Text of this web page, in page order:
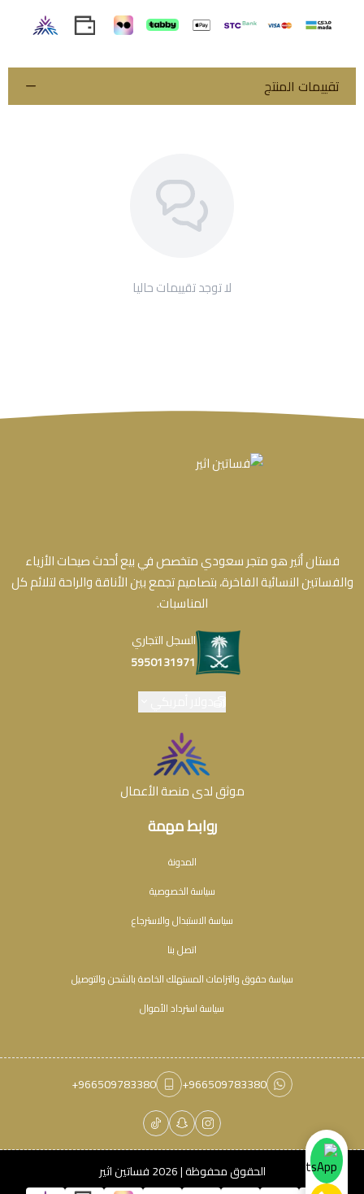
تقييمات المنتج
لا توجد تقييمات حاليا
روابط مهمة
المدونة
سياسة الخصوصية
سياسة الاستبدال والاسترجاع
اتصل بنا
سياسة حقوق والتزامات المستهلك الخاصة بالشحن والتوصيل
سياسة استرداد الأموال
فستان أثير هو متجر سعودي متخصص في بيع أحدث صيحات الأزياء
والفساتين النسائية الفاخرة، بتصاميم تجمع بين الأناقة والراحة لتلائم كل
المناسبات.
السجل التجاري
5950131971
موثق لدى منصة الأعمال
+966509783380
+966509783380
الحقوق محفوظة | 2026 فساتين اثير